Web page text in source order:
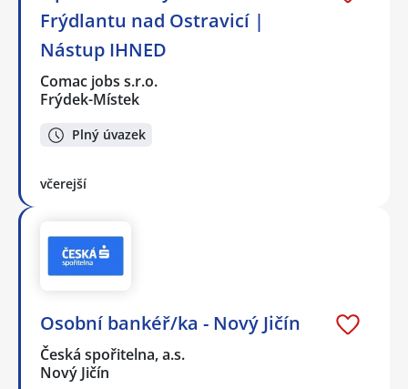
Frýdlantu nad Ostravicí |
Nástup IHNED
Comac jobs s.r.o.
Frýdek-Místek
Plný úvazek
včerejší
Osobní bankéř/ka - Nový Jičín
Česká spořitelna, a.s.
Nový Jičín